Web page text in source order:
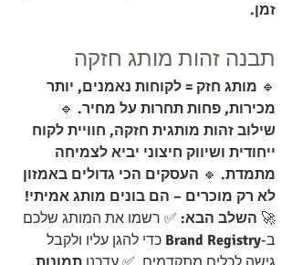
זמן.
תבנה זהות מותג חזקה
🔹 מותג חזק = לקוחות נאמנים, יותר
מכירות, פחות תחרות על מחיר. 🔹
שילוב זהות מותגית חזקה, חוויית לקוח
ייחודית ושיווק חיצוני יביא לצמיחה
מתמדת. 🔹 העסקים הכי גדולים באמזון
לא רק מוכרים – הם בונים מותג אמיתי!
🚀 השלב הבא: ✅ רשמו את המותג שלכם
ב-Brand Registry כדי להגן עליו ולקבל